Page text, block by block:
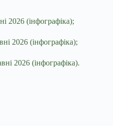
2026 (інфографіка);
2026 (інфографіка);
2026 (інфографіка).